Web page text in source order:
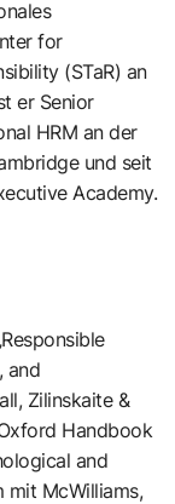
for
(STaR) an
er Senior
HRM an der
und seit
Academy.
and
Zilinskaite &
Handbook
and
mit McWilliams,